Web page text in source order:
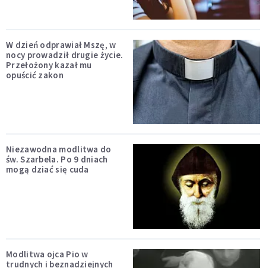
W dzień odprawiał Mszę, w
nocy prowadził drugie życie.
Przełożony kazał mu
opuścić zakon
Niezawodna modlitwa do
św. Szarbela. Po 9 dniach
mogą dziać się cuda
Modlitwa ojca Pio w
trudnych i beznadziejnych